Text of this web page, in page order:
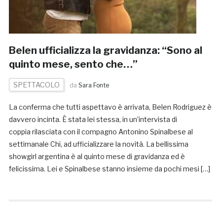
Belen ufficializza la gravidanza: “Sono al
quinto mese, sento che…”
SPETTACOLO da Sara Fonte
La conferma che tutti aspettavo è arrivata, Belen Rodriguez è
davvero incinta. È stata lei stessa, in un’intervista di
coppia rilasciata con il compagno Antonino Spinalbese al
settimanale Chi, ad ufficializzare la novità. La bellissima
showgirl argentina è al quinto mese di gravidanza ed è
felicissima. Lei e Spinalbese stanno insieme da pochi mesi […]